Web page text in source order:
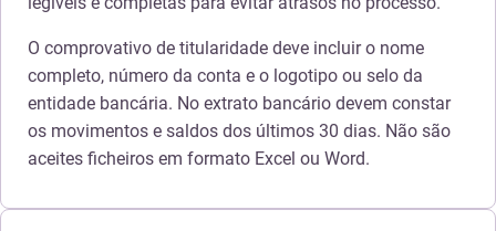
O comprovativo de titularidade deve incluir o nome
completo, número da conta e o logotipo ou selo da
entidade bancária. No extrato bancário devem constar
os movimentos e saldos dos últimos 30 dias. Não são
aceites ficheiros em formato Excel ou Word.